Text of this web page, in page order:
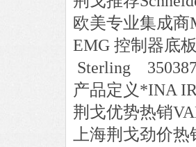
欧美专业集成商
EMG 控制器底
Sterling
产品定义*INA
荆戈优势热销
上海荆戈劲价